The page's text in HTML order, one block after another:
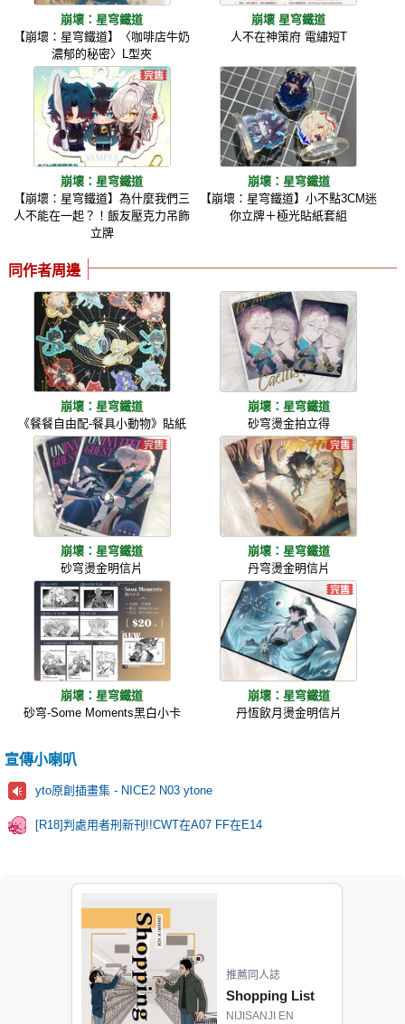
崩壞：星穹鐵道
【崩壞：星穹鐵道】〈咖啡店牛奶
濃郁的秘密〉L型夾
崩壞 星穹鐵道
人不在神策府 電繡短T
崩壞：星穹鐵道
【崩壞：星穹鐵道】為什麼我們三
人不能在一起？！飯友壓克力吊飾
立牌
崩壞：星穹鐵道
【崩壞：星穹鐵道】小不點3CM迷
你立牌＋極光貼紙套組
同作者周邊
崩壞：星穹鐵道
《餐餐自由配-餐具小動物》貼紙
崩壞：星穹鐵道
砂穹燙金拍立得
崩壞：星穹鐵道
砂穹燙金明信片
崩壞：星穹鐵道
丹穹燙金明信片
崩壞：星穹鐵道
砂穹-Some Moments黑白小卡
崩壞：星穹鐵道
丹恆飲月燙金明信片
宣傳小喇叭
yto原創插畫集 - NICE2 N03 ytone
[R18]判處用者刑新刊!!CWT在A07 FF在E14
推薦同人誌
Shopping List
NIJISANJI EN